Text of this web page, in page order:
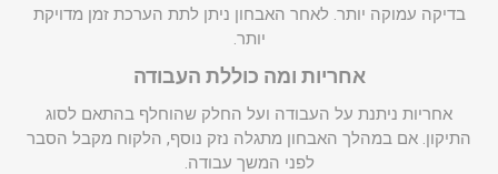
בדיקה עמוקה יותר. לאחר האבחון ניתן לתת הערכת זמן מדויקת
יותר.
אחריות ומה כוללת העבודה
אחריות ניתנת על העבודה ועל החלק שהוחלף בהתאם לסוג
התיקון. אם במהלך האבחון מתגלה נזק נוסף, הלקוח מקבל הסבר
לפני המשך עבודה.